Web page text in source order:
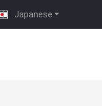
Japanese
|